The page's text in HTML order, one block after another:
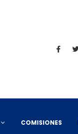
COMISIONES